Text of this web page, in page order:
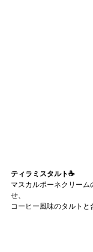
ティラミスタルト☕
マスカルポーネクリー
せ、
コーヒー風味のタルトと